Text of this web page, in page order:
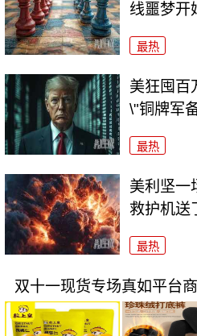
线噩梦开
最热
美狂囤百
\"铜牌军
最热
美利坚一
救护机送
最热
双十一现货专场真如平台